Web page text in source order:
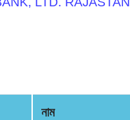
নাম